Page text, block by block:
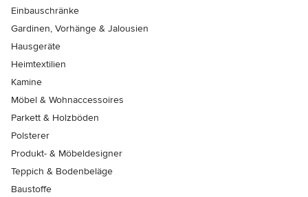
Einbauschränke
Gardinen, Vorhänge & Jalousien
Hausgeräte
Heimtextilien
Kamine
Möbel & Wohnaccessoires
Parkett & Holzböden
Polsterer
Produkt- & Möbeldesigner
Teppich & Bodenbeläge
Baustoffe